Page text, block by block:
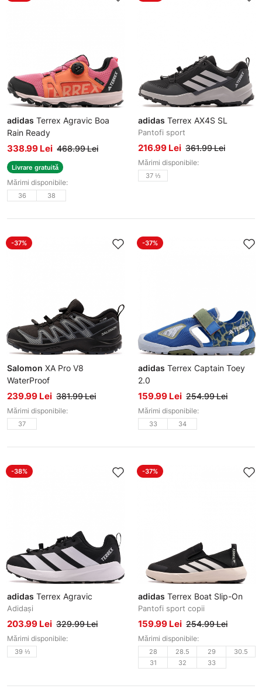
adidas Terrex Agravic Boa
Rain Ready
Pantofi sport
338.99 Lei 468.99 Lei
Livrare gratuită
Mărimi disponibile:
36 38
adidas Terrex AX4S SL
Pantofi sport
216.99 Lei 361.99 Lei
Mărimi disponibile:
37 ⅓
-37%
Salomon XA Pro V8
WaterProof
Pantofi sport
239.99 Lei 381.99 Lei
Mărimi disponibile:
37
-37%
adidas Terrex Captain Toey
2.0
Sandale
159.99 Lei 254.99 Lei
Mărimi disponibile:
33 34
-38%
adidas Terrex Agravic
Adidași
203.99 Lei 329.99 Lei
Mărimi disponibile:
39 ⅓
-37%
adidas Terrex Boat Slip-On
Pantofi sport copii
159.99 Lei 254.99 Lei
Mărimi disponibile:
28 28.5 29
30.5
31
32 33